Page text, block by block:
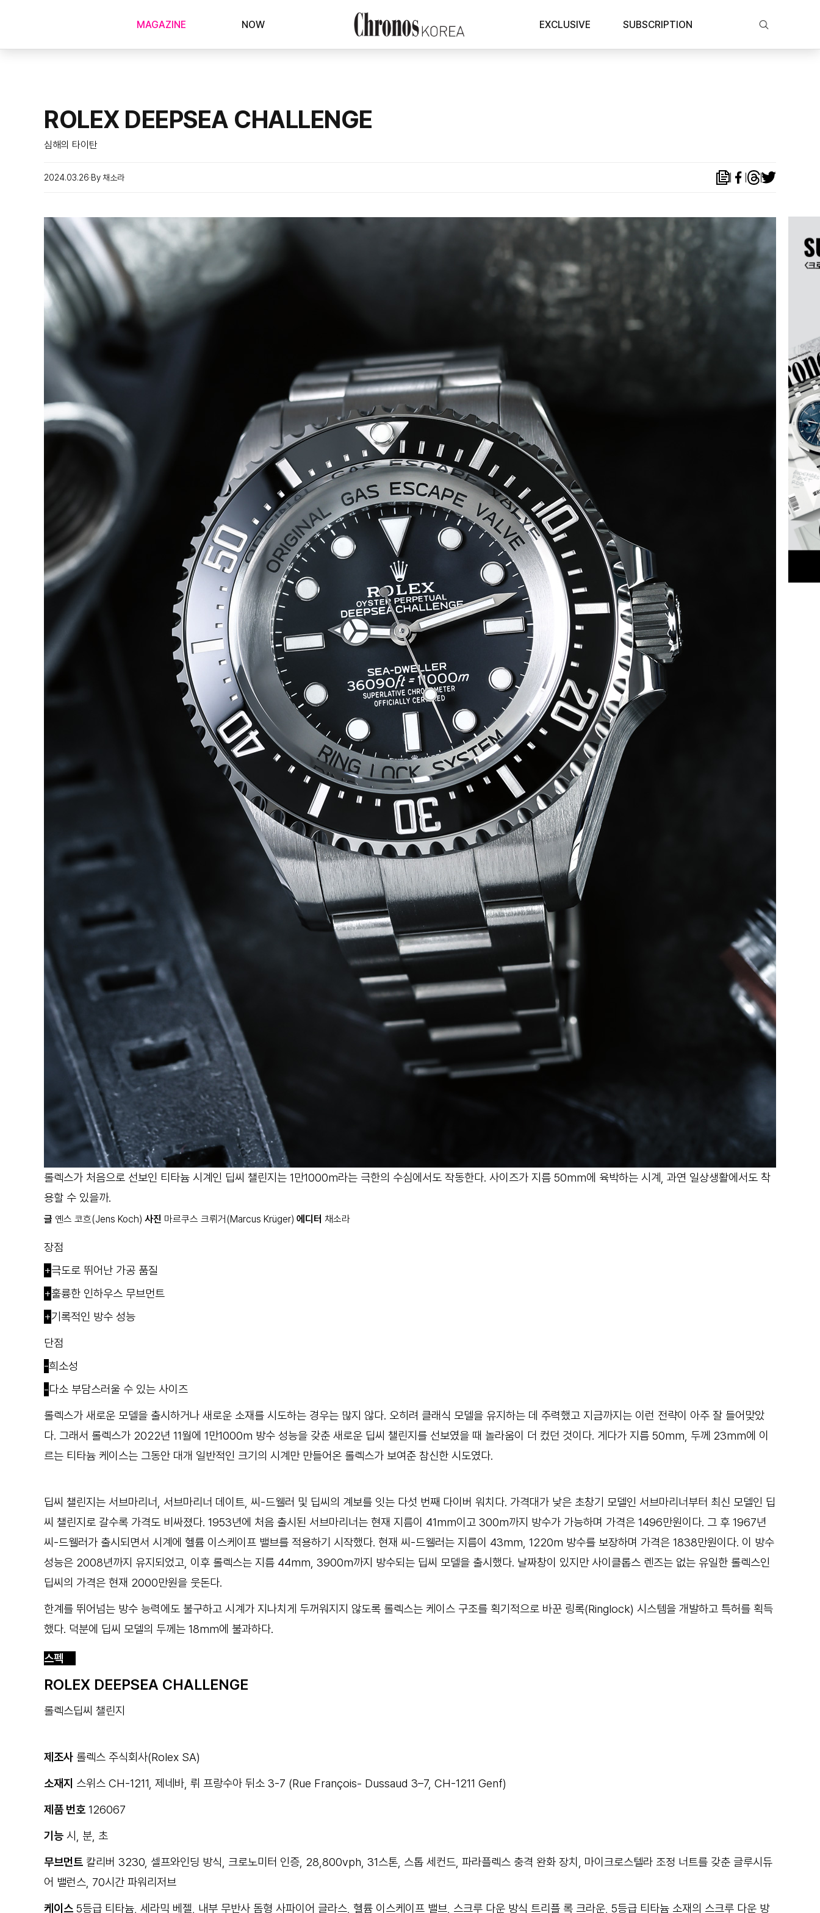
MAGAZINE NOW EXCLUSIVE SUBSCRIPTION
ROLEX DEEPSEA CHALLENGE
심해의 타이탄
2024.03.26 By 채소라
롤렉스가 처음으로 선보인 티타늄 시계인 딥씨 챌린지는 1만1000m라는 극한의 수심에서도 작동한다. 사이즈가 지름 50mm에 육박하는 시계, 과연 일상생활에서도 착
용할 수 있을까.
글 옌스 코흐(Jens Koch) 사진 마르쿠스 크뤼거(Marcus Krüger) 에디터 채소라
장점
+극도로 뛰어난 가공 품질
+훌륭한 인하우스 무브먼트
+기록적인 방수 성능
단점
-희소성
-다소 부담스러울 수 있는 사이즈
롤렉스가 새로운 모델을 출시하거나 새로운 소재를 시도하는 경우는 많지 않다. 오히려 클래식 모델을 유지하는 데 주력했고 지금까지는 이런 전략이 아주 잘 들어맞았
다. 그래서 롤렉스가 2022년 11월에 1만1000m 방수 성능을 갖춘 새로운 딥씨 챌린지를 선보였을 때 놀라움이 더 컸던 것이다. 게다가 지름 50mm, 두께 23mm에 이
르는 티타늄 케이스는 그동안 대개 일반적인 크기의 시계만 만들어온 롤렉스가 보여준 참신한 시도였다.
딥씨 챌린지는 서브마리너, 서브마리너 데이트, 씨-드웰러 및 딥씨의 계보를 잇는 다섯 번째 다이버 워치다. 가격대가 낮은 초창기 모델인 서브마리너부터 최신 모델인 딥
씨 챌린지로 갈수록 가격도 비싸졌다. 1953년에 처음 출시된 서브마리너는 현재 지름이 41mm이고 300m까지 방수가 가능하며 가격은 1496만원이다. 그 후 1967년
씨-드웰러가 출시되면서 시계에 헬륨 이스케이프 밸브를 적용하기 시작했다. 현재 씨-드웰러는 지름이 43mm, 1220m 방수를 보장하며 가격은 1838만원이다. 이 방수
성능은 2008년까지 유지되었고, 이후 롤렉스는 지름 44mm, 3900m까지 방수되는 딥씨 모델을 출시했다. 날짜창이 있지만 사이클롭스 렌즈는 없는 유일한 롤렉스인
딥씨의 가격은 현재 2000만원을 웃돈다.
한계를 뛰어넘는 방수 능력에도 불구하고 시계가 지나치게 두꺼워지지 않도록 롤렉스는 케이스 구조를 획기적으로 바꾼 링록(Ringlock) 시스템을 개발하고 특허를 획득
했다. 덕분에 딥씨 모델의 두께는 18mm에 불과하다.
스펙
ROLEX DEEPSEA CHALLENGE
롤렉스딥씨 챌린지
제조사 롤렉스 주식회사(Rolex SA)
소재지 스위스 CH-1211, 제네바, 뤼 프랑수아 뒤소 3-7 (Rue François- Dussaud 3–7, CH-1211 Genf)
제품 번호 126067
기능 시, 분, 초
무브먼트 칼리버 3230, 셀프와인딩 방식, 크로노미터 인증, 28,800vph, 31스톤, 스톱 세컨드, 파라플렉스 충격 완화 장치, 마이크로스텔라 조정 너트를 갖춘 글루시듀
어 밸런스, 70시간 파워리저브
케이스 5등급 티타늄, 세라믹 베젤, 내부 무반사 돔형 사파이어 글라스, 헬륨 이스케이프 밸브, 스크루 다운 방식 트리플 록 크라운, 5등급 티타늄 소재의 스크루 다운 방